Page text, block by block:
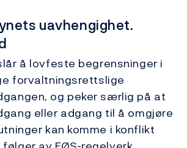
uavhengighet.
å lovfeste begrensninger i
forvaltningsrettslige
og peker særlig på at
eller adgang til å omgjøre
kan komme i konflikt